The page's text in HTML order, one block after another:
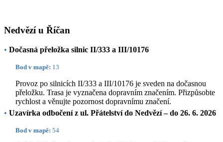
Nedvězí u Říčan
• Dočasná přeložka silnic II/333 a III/10176
Bod v mapě: 13
Provoz po silnicích II/333 a III/10176 je sveden na dočasnou
přeložku. Trasa je vyznačena dopravním značením. Přizpůsobte
rychlost a věnujte pozornost dopravnímu značení.
• Uzavírka odbočení z ul. Přátelství do Nedvězí – do 26. 6. 2026
Bod v mapě: 54